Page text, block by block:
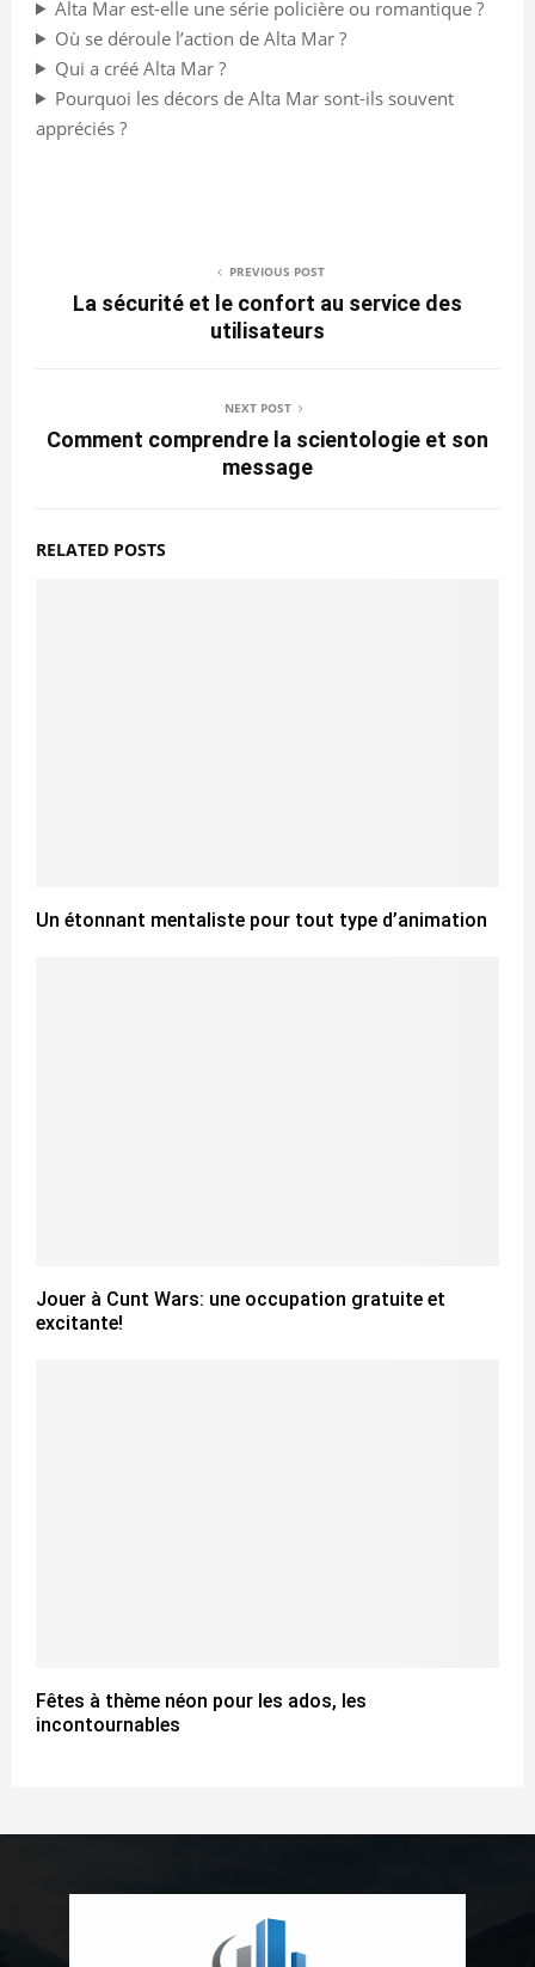
Alta Mar est-elle une série policière ou romantique ?
Où se déroule l’action de Alta Mar ?
Qui a créé Alta Mar ?
Pourquoi les décors de Alta Mar sont-ils souvent
appréciés ?
PREVIOUS POST
La sécurité et le confort au service des
utilisateurs
NEXT POST
Comment comprendre la scientologie et son
message
RELATED POSTS
Un étonnant mentaliste pour tout type d’animation
Jouer à Cunt Wars: une occupation gratuite et
excitante!
Fêtes à thème néon pour les ados, les
incontournables